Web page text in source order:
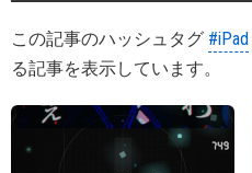
この記事のハッシュタグ #iPad
る記事を表示しています。